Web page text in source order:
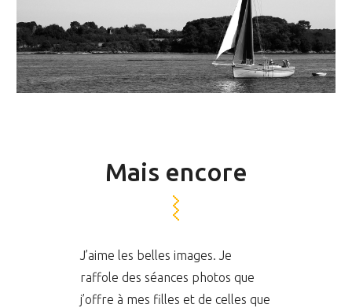
Mais encore
J’aime les belles images. Je
raffole des séances photos que
j’offre à mes filles et de celles que